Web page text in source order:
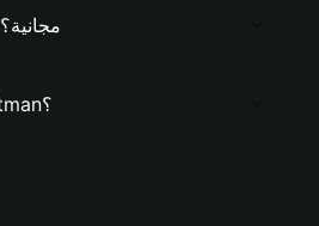
هل محفظة Altman مجانية؟
ما هي قيمة عملة Altman؟